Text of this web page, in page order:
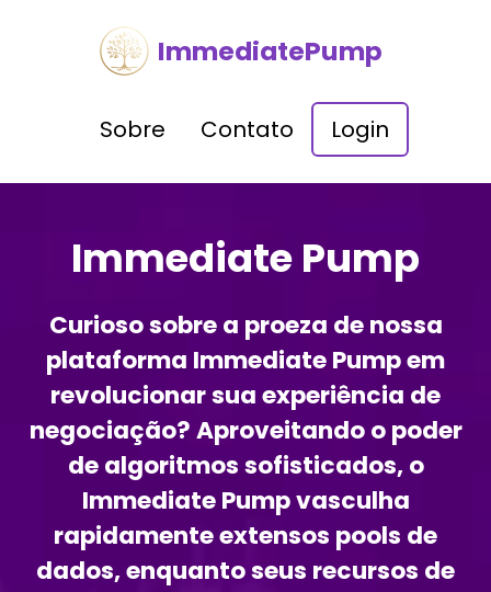
ImmediatePump
Sobre Contato Login
Immediate Pump
Curioso sobre a proeza de nossa
plataforma Immediate Pump em
revolucionar sua experiência de
negociação? Aproveitando o poder
de algoritmos sofisticados, o
Immediate Pump vasculha
rapidamente extensos pools de
dados, enquanto seus recursos de